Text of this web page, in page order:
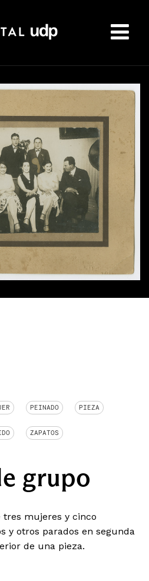
PEINADO PIEZA
ZAPATOS
grupo
mujeres y cinco
y otros parados en segunda
de una pieza.